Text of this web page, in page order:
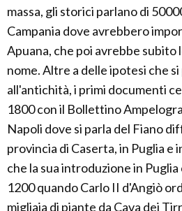
massa, gli storici parlano di
Campania dove avrebbero
Apuana, che poi avrebbe subito
nome. Altre a delle ipotesi che
all'antichità, i primi documenti
1800 con il Bollettino
Napoli dove si parla del Fiano
provincia di Caserta, in Puglia e
che la sua introduzione in Puglia
1200 quando Carlo II d'Angiò
migliaia di piante da Cava dei